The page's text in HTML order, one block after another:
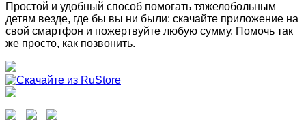
Простой и удобный способ помогать тяжелобольным
детям везде, где бы вы ни были: скачайте приложение на
свой смартфон и пожертвуйте любую сумму. Помочь так
же просто, как позвонить.